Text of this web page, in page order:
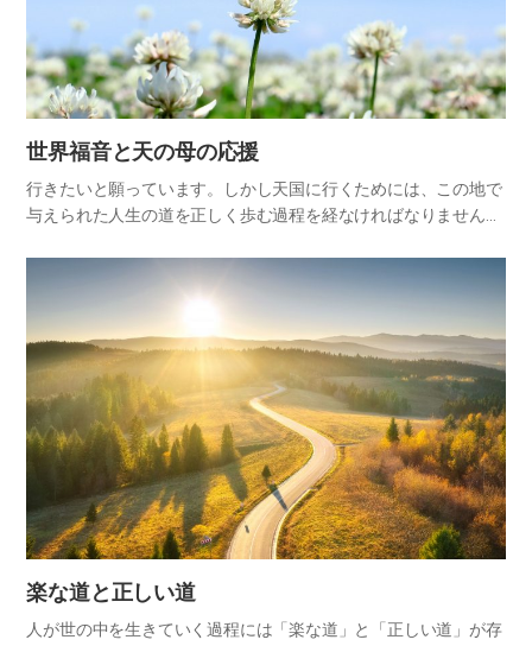
世界福音と天の母の応援
行きたいと願っています。しかし天国に行くためには、この地で
与えられた人生の道を正しく歩む過程を経なければなりません。
民のように、天の父が歩まれた道、天の母が歩まれた道にしたが
楽な道と正しい道
人が世の中を生きていく過程には「楽な道」と「正しい道」が存